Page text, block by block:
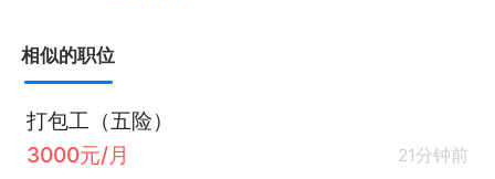
相似的职位
打包工（五险）
3000元/月
21分钟前